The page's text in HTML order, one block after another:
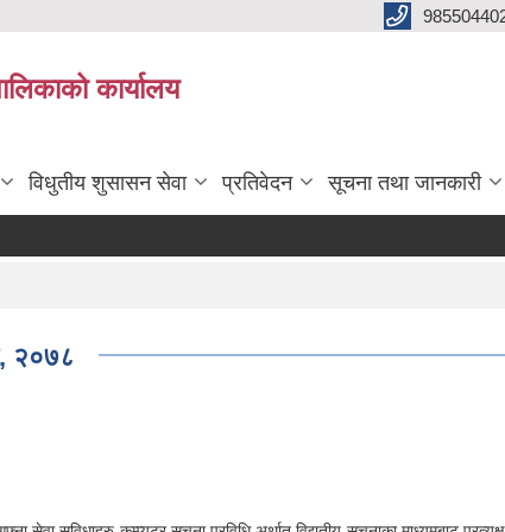
कार्यालय
विधुतीय शुसासन सेवा प्रतिवेदन सूचना तथा जानकारी
२०७८